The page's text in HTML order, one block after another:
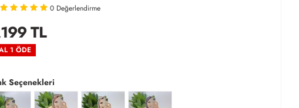
0 Değerlendirme
TL
1 ÖDE
Seçenekleri